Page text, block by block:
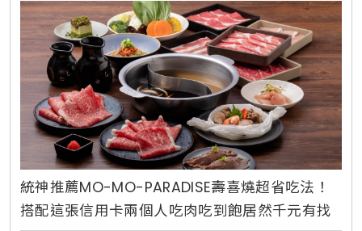
統神推薦MO-MO-PARADISE壽喜燒超省吃法！
搭配這張信用卡兩個人吃肉吃到飽居然千元有找